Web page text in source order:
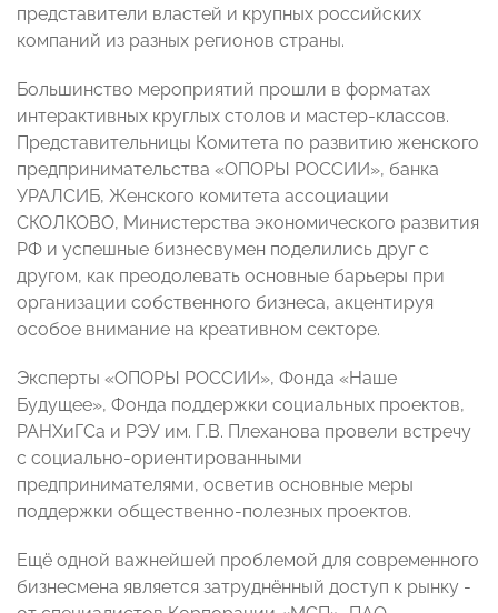
представители властей и крупных российских
компаний из разных регионов страны.
Большинство мероприятий прошли в форматах
интерактивных круглых столов и мастер-классов.
Представительницы Комитета по развитию женского
предпринимательства «ОПОРЫ РОССИИ», банка
УРАЛСИБ, Женского комитета ассоциации
СКОЛКОВО, Министерства экономического развития
РФ и успешные бизнесвумен поделились друг с
другом, как преодолевать основные барьеры при
организации собственного бизнеса, акцентируя
особое внимание на креативном секторе.
Эксперты «ОПОРЫ РОССИИ», Фонда «Наше
Будущее», Фонда поддержки социальных проектов,
РАНХиГСа и РЭУ им. Г.В. Плеханова провели встречу
с социально-ориентированными
предпринимателями, осветив основные меры
поддержки общественно-полезных проектов.
Ещё одной важнейшей проблемой для современного
бизнесмена является затруднённый доступ к рынку -